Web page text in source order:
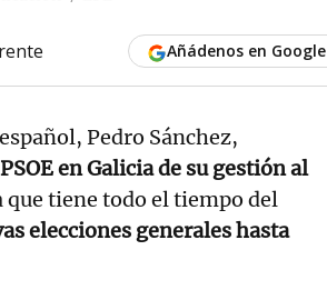
Añádenos en Google
Pedro Sánchez,
en Galicia de su gestión al
que tiene todo el tiempo del
elecciones generales hasta